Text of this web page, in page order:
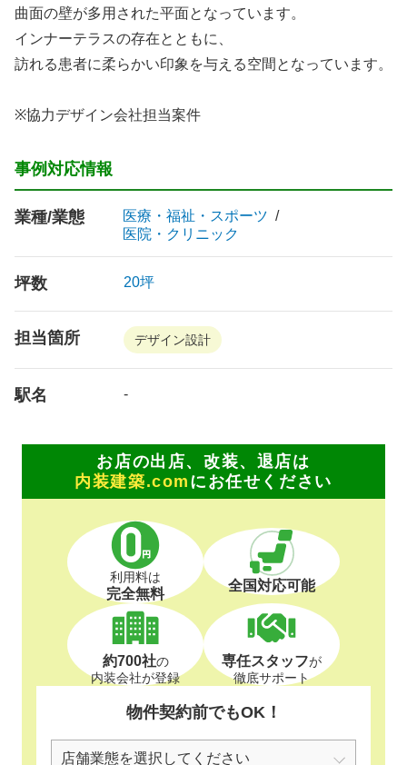
曲面の壁が多用された平面となっています。
インナーテラスの存在とともに、
訪れる患者に柔らかい印象を与える空間となっています。
※協力デザイン会社担当案件
事例対応情報
業種/業態
医療・福祉・スポーツ
医院・クリニック
坪数 20坪
担当箇所 デザイン設計
駅名 -
お店の出店、改装、退店は
内装建築.com にお任せください
利用料は
完全無料 全国対応可能
約700社の
内装会社が登録
専任スタッフが
徹底サポート
物件契約前でもOK！